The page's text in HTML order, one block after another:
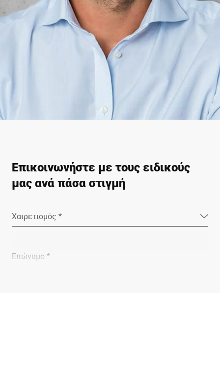
Επικοινωνήστε με τους ειδικούς
μας ανά πάσα στιγμή
Χαιρετισμός *
Επώνυμο *